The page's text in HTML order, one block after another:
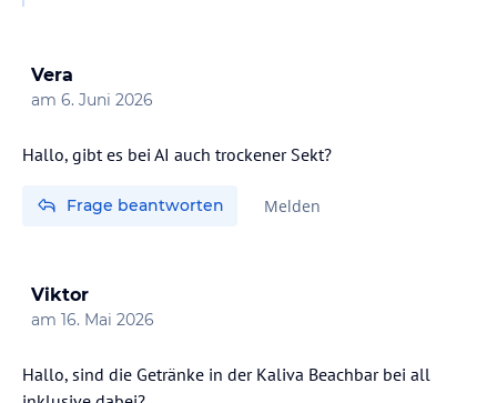
der Liegenabstand ist größer.
Vera
am 6. Juni 2026
Hallo, gibt es bei AI auch trockener Sekt?
Frage beantworten Melden
Viktor
am 16. Mai 2026
Hallo, sind die Getränke in der Kaliva Beachbar bei all